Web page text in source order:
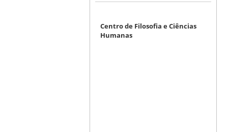
Centro de Filosofia e Ciências
Humanas